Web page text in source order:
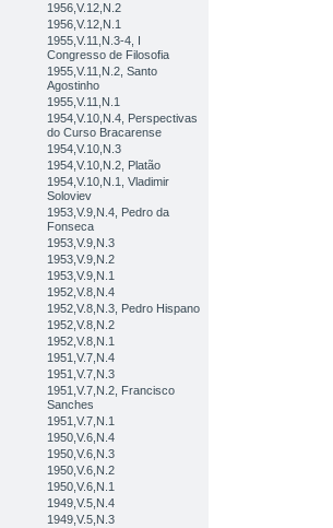
1956,V.12,N.2
1956,V.12,N.1
1955,V.11,N.3-4, I
Congresso de Filosofia
1955,V.11,N.2, Santo
Agostinho
1955,V.11,N.1
1954,V.10,N.4, Perspectivas
do Curso Bracarense
1954,V.10,N.3
1954,V.10,N.2, Platão
1954,V.10,N.1, Vladimir
Soloviev
1953,V.9,N.4, Pedro da
Fonseca
1953,V.9,N.3
1953,V.9,N.2
1953,V.9,N.1
1952,V.8,N.4
1952,V.8,N.3, Pedro Hispano
1952,V.8,N.2
1952,V.8,N.1
1951,V.7,N.4
1951,V.7,N.3
1951,V.7,N.2, Francisco
Sanches
1951,V.7,N.1
1950,V.6,N.4
1950,V.6,N.3
1950,V.6,N.2
1950,V.6,N.1
1949,V.5,N.4
1949,V.5,N.3